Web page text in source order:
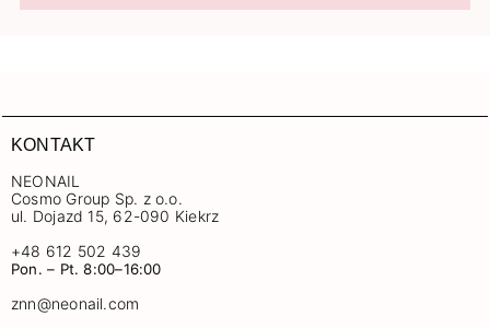
KONTAKT
NEONAIL
Cosmo Group Sp. z o.o.
ul. Dojazd 15, 62-090 Kiekrz
+48 612 502 439
Pon. – Pt. 8:00–16:00
znn@neonail.com